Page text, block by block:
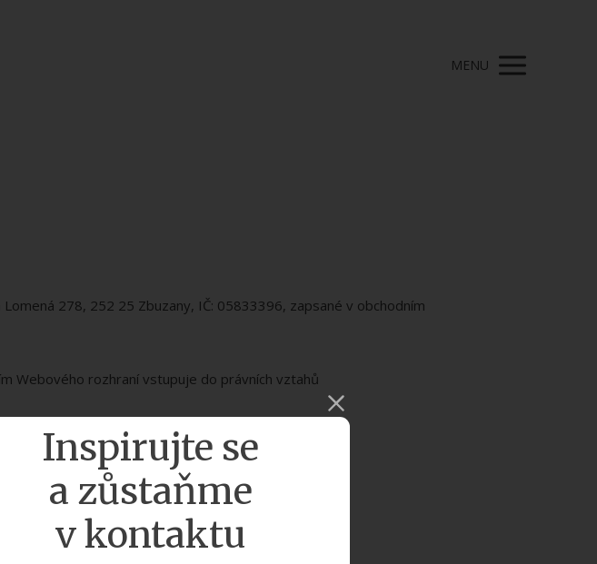
MENU
278, 252 25 Zbuzany, IČ: 05833396, zapsané v obchodním
Webového rozhraní vstupuje do právních vztahů
obsahu v rámci členství v Klubu Boží žena
k provádění internetových plateb.
z Karty.
Inspirujte se
a zůstaňme
v kontaktu